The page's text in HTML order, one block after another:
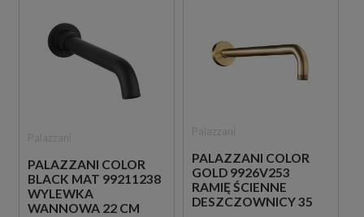
PALAZZANI COLOR
BLACK MAT 99211238
WYLEWKA
WANNOWA 22 CM
PALAZZANI COLOR
GOLD 9926V253
RAMIĘ ŚCIENNE
DESZCZOWNICY 35